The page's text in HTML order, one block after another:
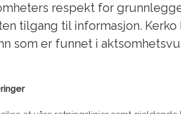
respekt for
tilgang til informasjon.
som er funnet i